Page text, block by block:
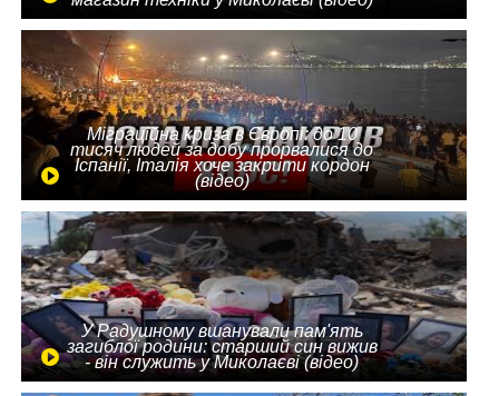
Міграційна криза в Європі: до 10
тисяч людей за добу прорвалися до
Іспанії, Італія хоче закрити кордон
(відео)
У Радушному вшанували пам'ять
загиблої родини: старший син вижив
- він служить у Миколаєві (відео)